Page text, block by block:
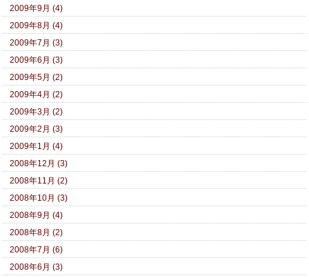
2009年9月 (4)
2009年8月 (4)
2009年7月 (3)
2009年6月 (3)
2009年5月 (2)
2009年4月 (2)
2009年3月 (2)
2009年2月 (3)
2009年1月 (4)
2008年12月 (3)
2008年11月 (2)
2008年10月 (3)
2008年9月 (4)
2008年8月 (2)
2008年7月 (6)
2008年6月 (3)